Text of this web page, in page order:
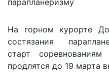
На горном курорте
состязания
старт
продлятся до 19 марта